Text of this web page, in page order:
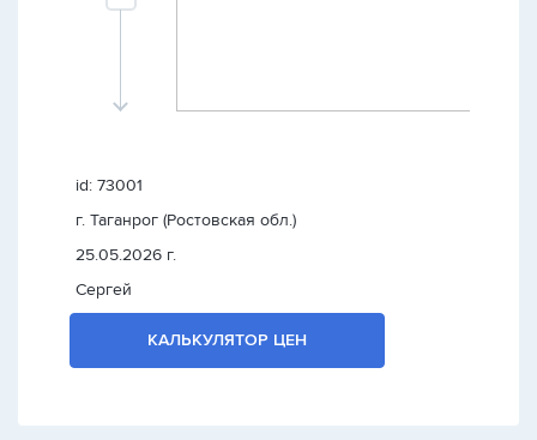
id: 73001
г. Таганрог (Ростовская обл.)
25.05.2026 г.
Сергей
КАЛЬКУЛЯТОР ЦЕН